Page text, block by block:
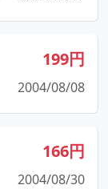
199円
2004/08/08
166円
2004/08/30